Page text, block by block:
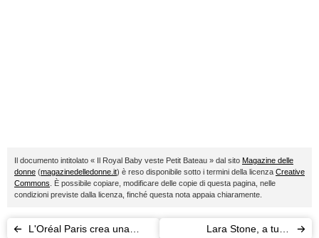
Il documento intitolato « Il Royal Baby veste Petit Bateau » dal sito Magazine delle
donne (magazinedelledonne.it) è reso disponibile sotto i termini della licenza Creative
Commons . È possibile copiare, modificare delle copie di questa pagina, nelle
condizioni previste dalla licenza, finché questa nota appaia chiaramente.
L'Oréal Paris crea una
Lara Stone, a tutta